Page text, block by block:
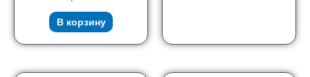
В корзину